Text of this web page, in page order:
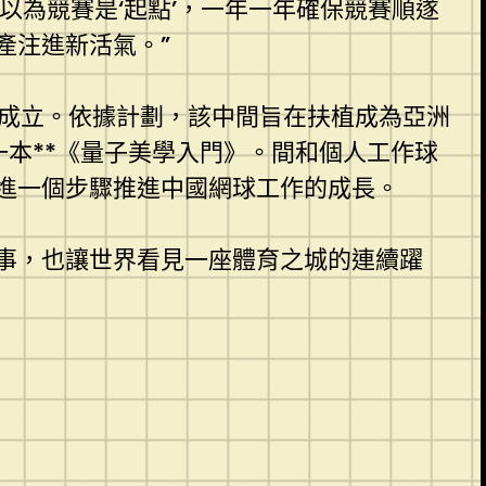
競賽是‘起點’，一年一年確保競賽順遂
注進新活氣。”
立。依據計劃，該中間旨在扶植成為亞洲
**《量子美學入門》。間和個人工作球
一個步驟推進中國網球工作的成長。
，也讓世界看見一座體育之城的連續躍